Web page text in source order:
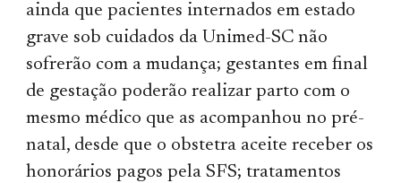
ainda que pacientes internados em estado
grave sob cuidados da Unimed-SC não
sofrerão com a mudança; gestantes em final
de gestação poderão realizar parto com o
mesmo médico que as acompanhou no pré-
natal, desde que o obstetra aceite receber os
honorários pagos pela SFS; tratamentos